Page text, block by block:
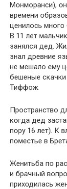
Монморанси),
времени
ценилось много
В 11 лет
занялся дед.
знал древние
не мешало ему
бешеные
Тиффож.
Пространство
когда дед
пору 16 лет). К
поместье в
Женитьба по
и брачный
приходилась